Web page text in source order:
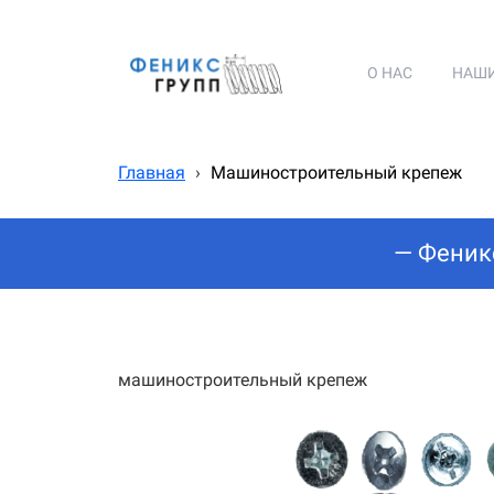
О НАС
Главная › Машиностроительный крепеж
—
машиностроительный крепеж